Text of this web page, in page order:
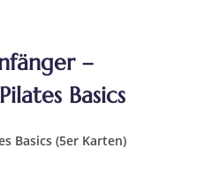
–
Basics
Basics (5er Karten)